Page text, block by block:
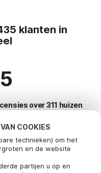
COOKIES
technieken) om het
en de website
partijen u op en
klanten in
over 311 huizen
voor